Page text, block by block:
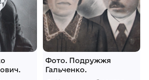
Фото. Подружжя
Гальченко.